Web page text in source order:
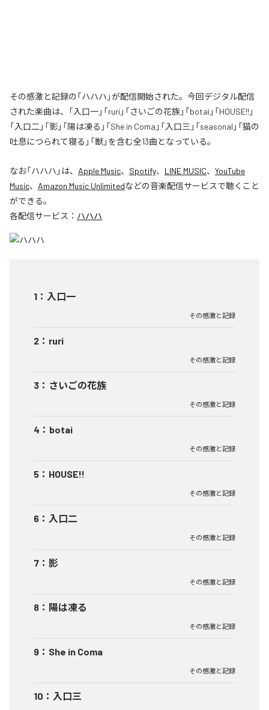
その感激と記録の「ハハハ」が配信開始された。今回デジタル配信
された楽曲は、「入口一」「ruri」「さいごの花族」「botai」「HOUSE!!」
「入口二」「影」「陽は凍る」「She in Coma」「入口三」「seasonal」「猫の
吐息につられて寝る」「獣」を含む全13曲となっている。
なお「ハハハ 」は、 Apple Music、 Spotify、 LINE MUSIC、 YouTube
Music、 Amazon Music Unlimitedなどの音楽配信サービスで聴くこと
ができる。
各配信サービス： ハハハ
1 ： 入口一
その感激と記録
2 ： ruri
その感激と記録
3 ： さいごの花族
その感激と記録
4 ： botai
その感激と記録
5 ： HOUSE!!
その感激と記録
6 ： 入口二
その感激と記録
7 ： 影
その感激と記録
8 ： 陽は凍る
その感激と記録
9 ： She in Coma
その感激と記録
10 ： 入口三